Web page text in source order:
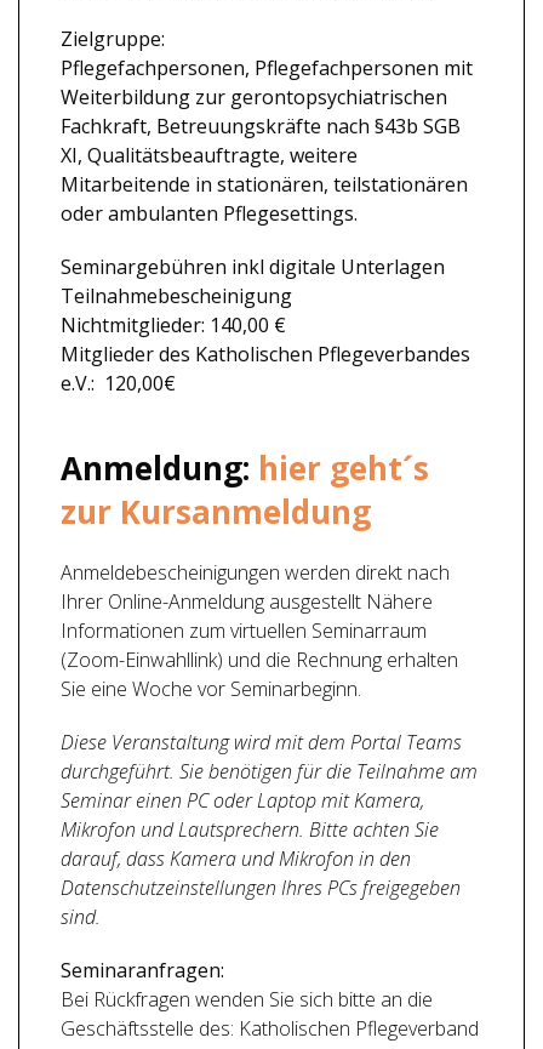
Zielgruppe:
Pflegefachpersonen, Pflegefachpersonen mit
Weiterbildung zur gerontopsychiatrischen
Fachkraft, Betreuungskräfte nach §43b SGB
XI, Qualitätsbeauftragte, weitere
Mitarbeitende in stationären, teilstationären
oder ambulanten Pflegesettings.
Seminargebühren inkl digitale Unterlagen
Teilnahmebescheinigung
Nichtmitglieder: 140,00 €
Mitglieder des Katholischen Pflegeverbandes
e.V.: 120,00€
Anmeldung: hier geht´s
zur Kursanmeldung
Anmeldebescheinigungen werden direkt nach
Ihrer Online-Anmeldung ausgestellt Nähere
Informationen zum virtuellen Seminarraum
(Zoom-Einwahllink) und die Rechnung erhalten
Sie eine Woche vor Seminarbeginn.
Diese Veranstaltung wird mit dem Portal Teams
durchgeführt. Sie benötigen für die Teilnahme am
Seminar einen PC oder Laptop mit Kamera,
Mikrofon und Lautsprechern. Bitte achten Sie
darauf, dass Kamera und Mikrofon in den
Datenschutzeinstellungen Ihres PCs freigegeben
sind.
Seminaranfragen:
Bei Rückfragen wenden Sie sich bitte an die
Geschäftsstelle des: Katholischen Pflegeverband